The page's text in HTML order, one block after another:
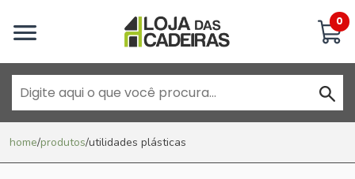
0
home/produtos/utilidades plásticas
Inicie uma conversa
Goiânia - Jardim América